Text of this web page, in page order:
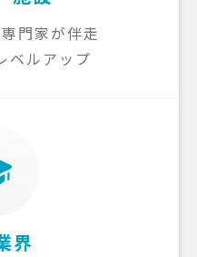
門家が伴走
ベルアップ
界